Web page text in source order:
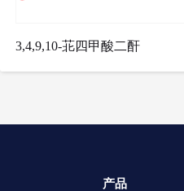
3,4,9,10-苝四甲酸二酐
产品